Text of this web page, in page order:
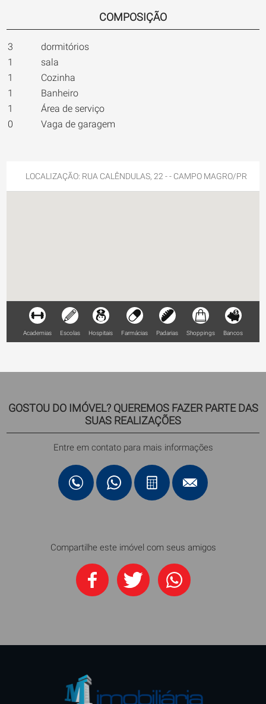
COMPOSIÇÃO
3
dormitórios
1
sala
1
Cozinha
1
Banheiro
1
Área de serviço
0
Vaga de garagem
LOCALIZAÇÃO: RUA CALÊNDULAS, 22 - - CAMPO MAGRO/PR
Academias Escolas Hospitais Farmácias Padarias Shoppings Bancos
GOSTOU DO IMÓVEL? QUEREMOS FAZER PARTE DAS
SUAS REALIZAÇÕES
Entre em contato para mais informações
Compartilhe este imóvel com seus amigos